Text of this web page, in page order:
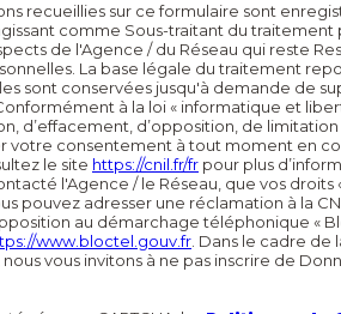
recueillies sur ce formulaire sont
comme Sous-traitant du traitement
de l'Agence / du Réseau qui reste
La base légale du traitement
sont conservées jusqu'à demande de
à la loi « informatique et
d’effacement, d’opposition, de
votre consentement à tout moment en
le site https://cnil.fr/fr pour plus
l'Agence / le Réseau, que vos
pouvez adresser une réclamation à la
au démarchage téléphonique «
www.bloctel.gouv.fr. Dans le cadre de
vous invitons à ne pas inscrire de